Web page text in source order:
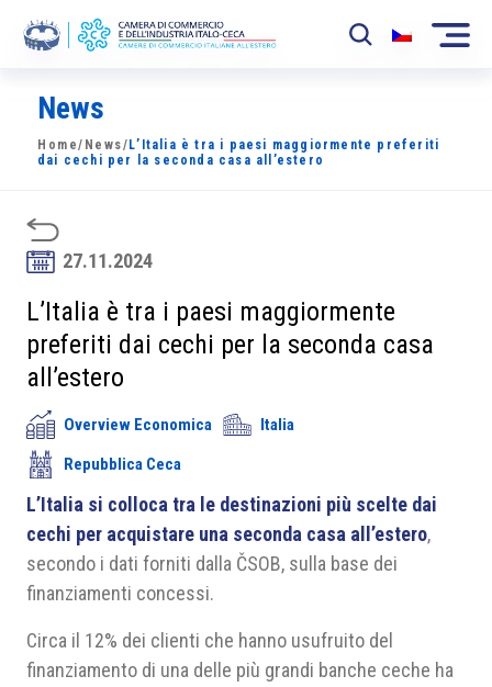
La Camera
News
Sviluppo Mercato
Soci
Partner
Area riservata
News
Home/ News/ L’Italia è tra i paesi maggiormente preferiti
dai cechi per la seconda casa all’estero
27.11.2024
L’Italia è tra i paesi maggiormente
preferiti dai cechi per la seconda casa
all’estero
Overview Economica
Italia
Repubblica Ceca
L’Italia si colloca tra le destinazioni più scelte dai
cechi per acquistare una seconda casa all’estero,
secondo i dati forniti dalla ČSOB, sulla base dei
finanziamenti concessi.
Circa il 12% dei clienti che hanno usufruito del
finanziamento di una delle più grandi banche ceche ha